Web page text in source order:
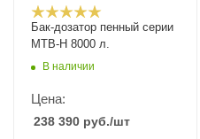
Бак-дозатор пенный серии
MTB-H 8000 л.
В наличии
Цена:
238 390 руб./шт